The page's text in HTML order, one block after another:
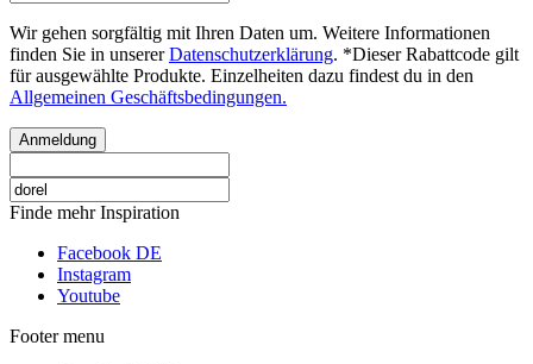
Wir gehen sorgfältig mit Ihren Daten um. Weitere Informationen
finden Sie in unsererDatenschutzerklärung. *Dieser Rabattcode gilt
für ausgewählte Produkte. Einzelheiten dazu findest du in den
Allgemeinen Geschäftsbedingungen.
Anmeldung
Finde mehr Inspiration
Facebook DE
Instagram
Youtube
Footer menu